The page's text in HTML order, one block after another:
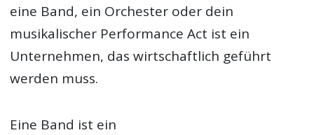
eine Band, ein Orchester oder dein
musikalischer Performance Act ist ein
Unternehmen, das wirtschaftlich geführt
werden muss.
Eine Band ist ein